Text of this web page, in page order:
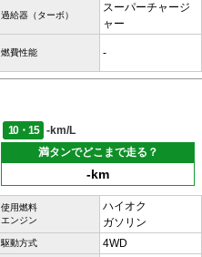
過給器（ターボ）
スーパーチャージ
ャー
燃費性能 -
10・15
-km/L
満タンでどこまで走る？
-km
使用燃料
エンジン
ハイオク
ガソリン
駆動方式 4WD